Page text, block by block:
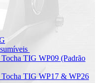
TIG WP09 (Padrão
Tocha TIG WP17 & WP26